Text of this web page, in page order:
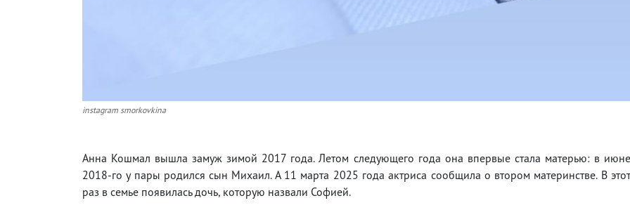
instagram smorkovkina
Анна Кошмал вышла замуж зимой 2017 года. Летом следующего года она впервые стала матерью: в июне
2018-го у пары родился сын Михаил. А 11 марта 2025 года актриса сообщила о втором материнстве. В этот
раз в семье появилась дочь, которую назвали Софией.